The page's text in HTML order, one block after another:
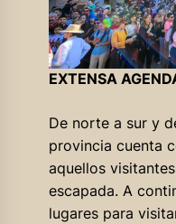
EXTENSA
De norte a sur y
provincia cuenta
aquellos
escapada. A
lugares para